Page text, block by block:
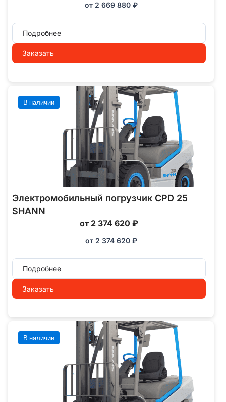
от 2 669 880 ₽
Подробнее
Заказать
В наличии
Электромобильный погрузчик CPD 25
SHANN
от 2 374 620 ₽
от 2 374 620 ₽
Подробнее
Заказать
В наличии